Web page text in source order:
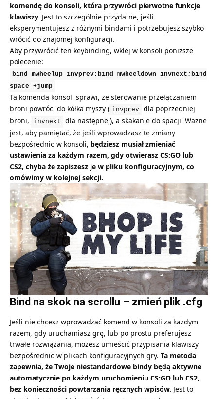
komendę do konsoli, która przywróci pierwotne funkcje
klawiszy. Jest to szczególnie przydatne, jeśli
eksperymentujesz z różnymi bindami i potrzebujesz szybko
wrócić do znajomej konfiguracji.
Aby przywrócić ten keybinding, wklej w konsoli poniższe
polecenie:
bind mwheelup invprev;bind mwheeldown invnext;bind
space +jump
Ta komenda konsoli sprawi, że sterowanie przełączaniem
broni powróci do kółka myszy ( invprev
dla poprzedniej
broni,
invnext
dla następnej), a skakanie do spacji. Ważne
jest, aby pamiętać, że jeśli wprowadzasz te zmiany
bezpośrednio w konsoli, będziesz musiał zmieniać
ustawienia za każdym razem, gdy otwierasz CS:GO lub
CS2, chyba że zapiszesz je w pliku konfiguracyjnym, co
omówimy w kolejnej sekcji.
Bind na skok na scrollu – zmień plik .cfg
Jeśli nie chcesz wprowadzać komend w konsoli za każdym
razem, gdy uruchamiasz grę, lub po prostu preferujesz
trwałe rozwiązania, możesz umieścić przypisania klawiszy
bezpośrednio w plikach konfiguracyjnych gry. Ta metoda
zapewnia, że Twoje niestandardowe bindy będą aktywne
automatycznie po każdym uruchomieniu CS:GO lub CS2,
bez konieczności powtarzania ręcznych wpisów. Jest to